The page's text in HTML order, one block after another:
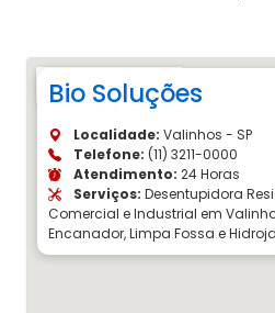
Bio Soluções
Localidade: Valinhos - SP
Telefone: (11) 3211-0000
Atendimento: 24 Horas
Serviços: Desentupidora
Comercial e Industrial em
Encanador, Limpa Fossa e